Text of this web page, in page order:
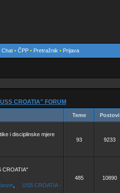
Chat • ČPP• Pretražnik • Prijava
CROATIA" FORUM
Teme Postovi
i disciplinske mjere
93 9233
CROATIA"
USS CROATIA -
485 10890